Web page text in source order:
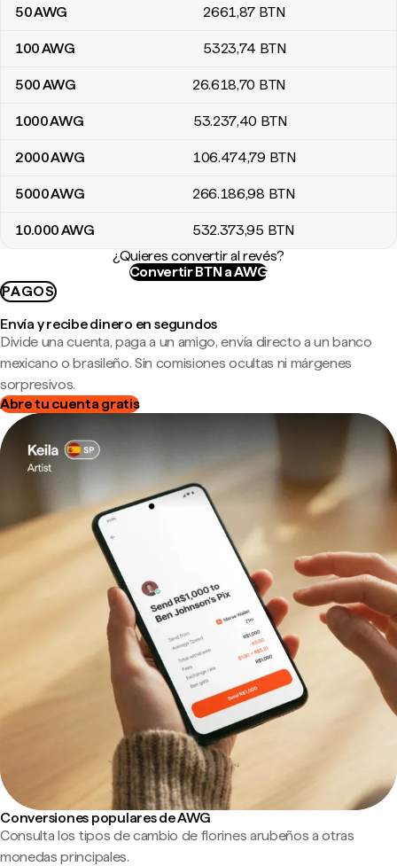
50AWG 2661,87 BTN
100AWG 5323,74 BTN
500AWG 26.618,70 BTN
1000AWG 53.237,40 BTN
2000AWG 106.474,79 BTN
5000AWG 266.186,98 BTN
10.000AWG 532.373,95 BTN
¿Quieres convertir al revés?
Convertir BTN a AWG
PAGOS
Envía y recibe dinero en segundos
Divide una cuenta, paga a un amigo, envía directo a un banco
mexicano o brasileño. Sin comisiones ocultas ni márgenes
sorpresivos.
Abre tu cuenta gratis
Conversiones populares de AWG
Consulta los tipos de cambio de florines arubeños a otras
monedas principales.